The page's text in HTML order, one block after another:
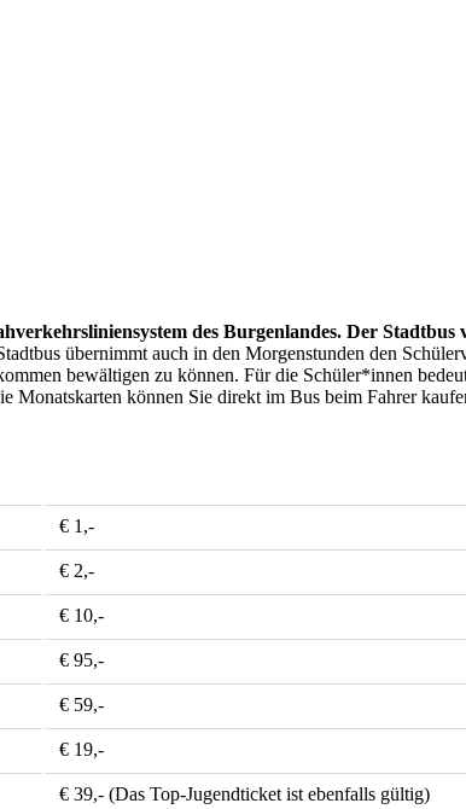
des Burgenlandes. Der
übernimmt auch in den Morgenstunden den
bewältigen zu können. Für die Schüler*innen
können Sie direkt im Bus beim Fahrer
€ 1,-
€ 2,-
€ 10,-
€ 95,-
€ 59,-
€ 19,-
€ 39,- (Das Top-Jugendticket ist ebenfalls gültig)